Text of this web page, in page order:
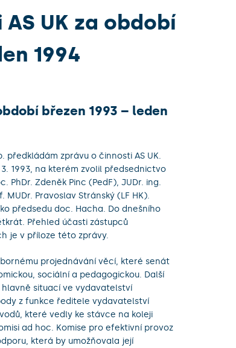
UK za období
1994
březen 1993 – leden
předkládám zprávu o činnosti AS UK.
1993, na kterém zvolil předsednictvo
PhDr. Zdeněk Pinc (PedF), JUDr. ing.
MUDr. Pravoslav Stránský (LF HK).
předsedu doc. Hacha. Do dnešního
Přehled účasti zástupců
je v příloze této zprávy.
projednávání věcí, které senát
sociální a pedagogickou. Další
hlavně situací ve vydavatelství
z funkce ředitele vydavatelství
které vedly ke stávce na koleji
ad hoc. Komise pro efektivní provoz
která by umožňovala její